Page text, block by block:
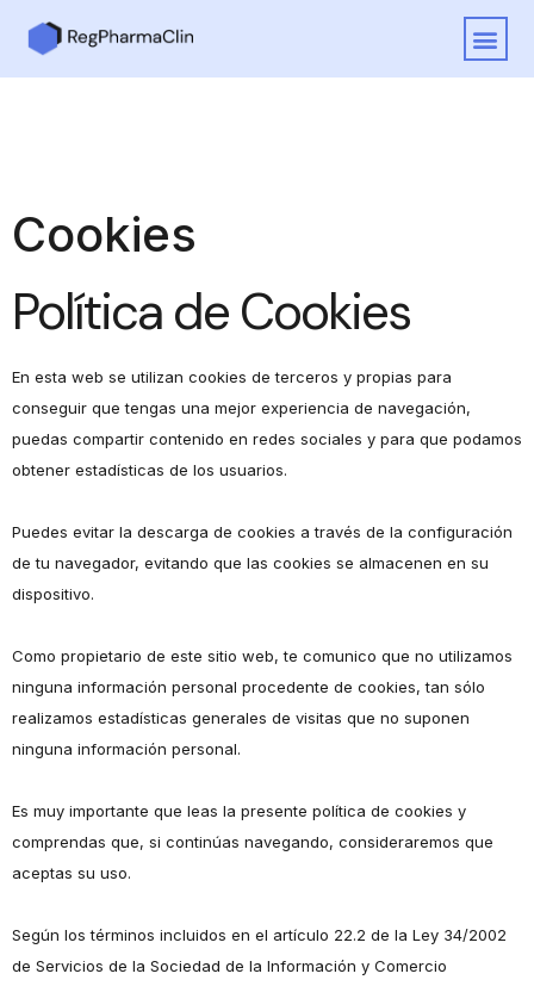
Cookies
Política de Cookies
En esta web se utilizan cookies de terceros y propias para
conseguir que tengas una mejor experiencia de navegación,
puedas compartir contenido en redes sociales y para que podamos
obtener estadísticas de los usuarios.
Puedes evitar la descarga de cookies a través de la configuración
de tu navegador, evitando que las cookies se almacenen en su
dispositivo.
Como propietario de este sitio web, te comunico que no utilizamos
ninguna información personal procedente de cookies, tan sólo
realizamos estadísticas generales de visitas que no suponen
ninguna información personal.
Es muy importante que leas la presente política de cookies y
comprendas que, si continúas navegando, consideraremos que
aceptas su uso.
Según los términos incluidos en el artículo 22.2 de la Ley 34/2002
de Servicios de la Sociedad de la Información y Comercio